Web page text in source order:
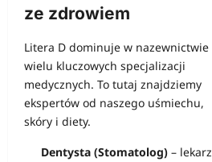
ze zdrowiem
Litera D dominuje w nazewnictwie
wielu kluczowych specjalizacji
medycznych. To tutaj znajdziemy
ekspertów od naszego uśmiechu,
skóry i diety.
Dentysta (Stomatolog) – lekarz